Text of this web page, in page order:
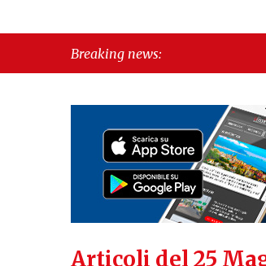
Breaking news:
Articoli del 25